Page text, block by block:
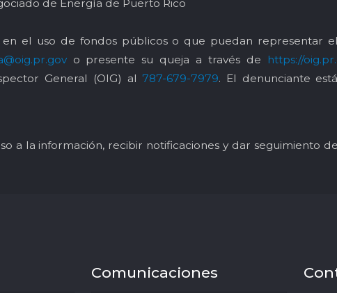
de Energía de Puerto Rico
el uso de fondos públicos o que puedan representar
o presente su queja a través de https://
General (OIG) al 787-679-7979. El denunciante
a la información, recibir notificaciones y dar seguimiento
Comunicaciones